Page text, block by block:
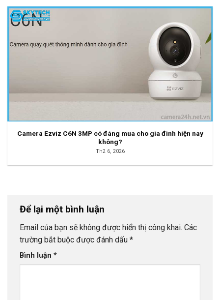
Camera Ezviz C6N 3MP có đáng mua cho gia đình hiện nay
không?
Th2 6, 2026
Để lại một bình luận
Email của bạn sẽ không được hiển thị công khai. Các
trường bắt buộc được đánh dấu *
Bình luận *